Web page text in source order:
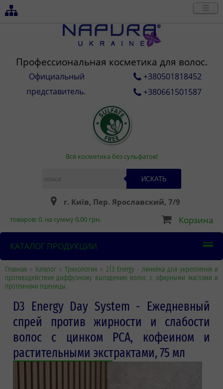
Профессиональная косметика для волос.
Официальный
представитель.
+380501818452
+380661501587
Вся косметика без сульфатов!
ИСКАТЬ
г. Київ, Пер. Ярославский, 7/9
товаров:0. на сумму0,00 грн. Корзина
КАТАЛОГ ПРОДУКЦИИ
Главная » Каталог »Трихология » 2|3 Energy - линейка для укрепления и
противодействия диффузному выпадению волос с эфирными маслами и
протеинами пшеницы.
D3 Energy Day System - Ежедневный
спрей против жирности и слабости
волос с цинком PCA, кофеином и
растительными экстрактами, 75 мл